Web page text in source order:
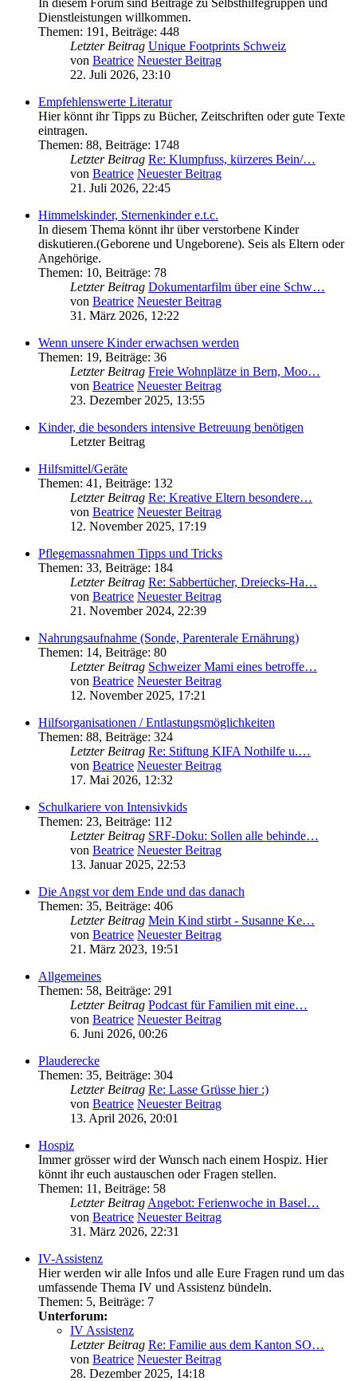
Dienstleistungen willkommen.
Themen: 191 , Beiträge: 448
Letzter Beitrag Unique Footprints Schweiz
von Beatrice Neuester Beitrag
22. Juli 2026, 23:10
Empfehlenswerte Literatur
Hier könnt ihr Tipps zu Bücher, Zeitschriften oder gute Texte
eintragen.
Themen: 88, Beiträge: 1748
Letzter Beitrag Re: Klumpfuss, kürzeres Bein/…
von Beatrice Neuester Beitrag
21. Juli 2026, 22:45
Himmelskinder, Sternenkinder e.t.c.
In diesem Thema könnt ihr über verstorbene Kinder
diskutieren.(Geborene und Ungeborene). Seis als Eltern oder
Angehörige.
Themen: 10, Beiträge: 78
Letzter Beitrag Dokumentarfilm über eine Schw…
von Beatrice Neuester Beitrag
31. März 2026, 12:22
Wenn unsere Kinder erwachsen werden
Themen: 19, Beiträge: 36
Letzter Beitrag Freie Wohnplätze in Bern, Moo…
von Beatrice Neuester Beitrag
23. Dezember 2025, 13:55
Kinder, die besonders intensive Betreuung benötigen
Letzter Beitrag
Hilfsmittel/Geräte
Themen: 41 , Beiträge: 132
Letzter Beitrag Re: Kreative Eltern besondere…
von Beatrice Neuester Beitrag
12. November 2025, 17:19
Pflegemassnahmen Tipps und Tricks
Themen: 33, Beiträge: 184
Letzter Beitrag Re: Sabbertücher, Dreiecks-Ha…
von Beatrice Neuester Beitrag
21. November 2024, 22:39
Nahrungsaufnahme (Sonde, Parenterale Ernährung)
Themen: 14, Beiträge: 80
Letzter Beitrag Schweizer Mami eines betroffe…
von Beatrice Neuester Beitrag
12. November 2025, 17:21
Hilfsorganisationen / Entlastungsmöglichkeiten
Themen: 88, Beiträge: 324
Letzter Beitrag Re: Stiftung KIFA Nothilfe u.…
von Beatrice Neuester Beitrag
17. Mai 2026, 12:32
Schulkariere von Intensivkids
Themen: 23, Beiträge: 112
Letzter Beitrag SRF-Doku: Sollen alle behinde…
von Beatrice Neuester Beitrag
13. Januar 2025, 22:53
Die Angst vor dem Ende und das danach
Themen: 35, Beiträge: 406
Letzter Beitrag Mein Kind stirbt - Susanne Ke…
von Beatrice Neuester Beitrag
21. März 2023, 19:51
Allgemeines
Themen: 58, Beiträge: 291
Letzter Beitrag Podcast für Familien mit eine…
von Beatrice Neuester Beitrag
6. Juni 2026, 00:26
Plauderecke
Themen: 35, Beiträge: 304
Letzter Beitrag Re: Lasse Grüsse hier :)
von Beatrice Neuester Beitrag
13. April 2026, 20:01
Hospiz
Immer grösser wird der Wunsch nach einem Hospiz. Hier
könnt ihr euch austauschen oder Fragen stellen.
Themen: 11 , Beiträge: 58
Letzter Beitrag Angebot: Ferienwoche in Basel…
von Beatrice Neuester Beitrag
31. März 2026, 22:31
IV-Assistenz
Hier werden wir alle Infos und alle Eure Fragen rund um das
umfassende Thema IV und Assistenz bündeln.
Themen: 5, Beiträge: 7
Unterforum:
IV Assistenz
Letzter Beitrag Re: Familie aus dem Kanton SO…
von Beatrice Neuester Beitrag
28. Dezember 2025, 14:18